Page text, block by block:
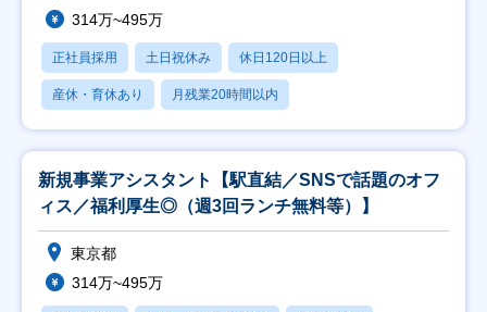
314万~495万
正社員採用 土日祝休み 休日120日以上
産休・育休あり 月残業20時間以内
新規事業アシスタント【駅直結／SNSで話題のオフ
ィス／福利厚生◎（週3回ランチ無料等）】
東京都
314万~495万